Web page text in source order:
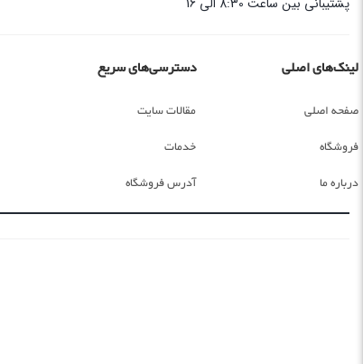
لینک‌های اصلی
صفحه اصلی
فروشگاه
درباره ما
دسترسی‌های سریع
مقالات سایت
خدمات
آدرس فروشگاه